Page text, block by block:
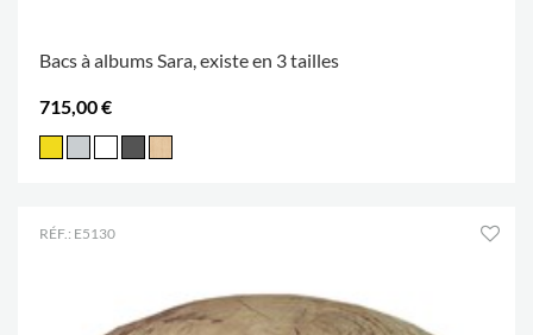
Bacs à albums Sara, existe en 3 tailles
715,00 €
RÉF.: E5130